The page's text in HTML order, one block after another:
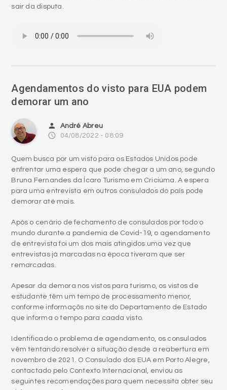
sair da disputa.
Agendamentos do visto para EUA podem
demorar um ano
person André Abreu
access_time 04/08/2022 - 08:09
Quem busca por um visto para os Estados Unidos pode
enfrentar uma espera que pode chegar a um ano, segundo
Bruna Fernandes da Ícaro Turismo em Criciúma. A espera
para uma entrevista em outros consulados do país pode
demorar até mais.
Após o cenário de fechamento de consulados por todo o
mundo durante a pandemia de Covid-19, o agendamento
de entrevista foi um dos mais atingidos uma vez que
entrevistas já marcadas na época tiveram que ser
remarcadas.
Apesar da demora nos vistos para turismo, os vistos de
estudante têm um tempo de processamento menor,
conforme informaçõs no site do Departamento de Estado
que informa o tempo para caada visto.
Identificado o problema de agendamento, os consulados
vêm tentando resolver a situação desde a reabertura em
novembro de 2021. O Consulado dos EUA em Porto Alegre,
contactado pelo Contexto Internacional, enviou as
seguintes recomendações para quem necessita obter seu